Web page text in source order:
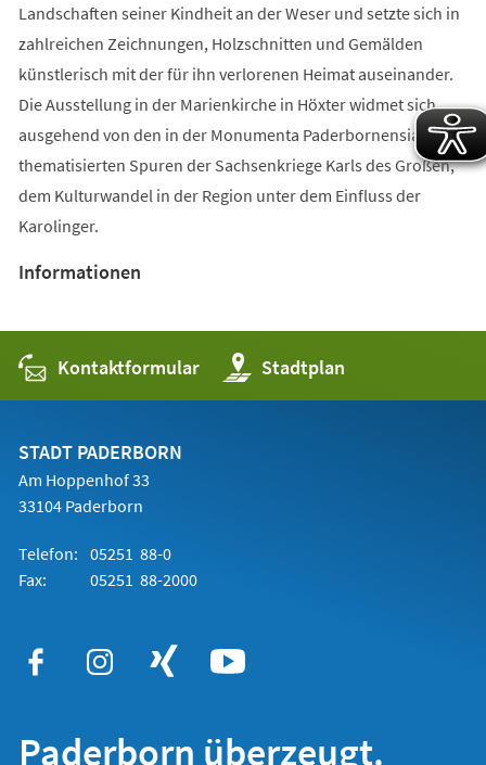
Landschaften seiner Kindheit an der Weser und setzte sich in
zahlreichen Zeichnungen, Holzschnitten und Gemälden
künstlerisch mit der für ihn verlorenen Heimat auseinander.
Die Ausstellung in der Marienkirche in Höxter widmet sich,
ausgehend von den in der Monumenta Paderbornensia
thematisierten Spuren der Sachsenkriege Karls des Großen,
dem Kulturwandel in der Region unter dem Einfluss der
Karolinger.
Informationen
Kontaktformular Stadtplan
(Öffnet
in
einem
STADT PADERBORN
Am Hoppenhof 33
33104 Paderborn
Telefon: 05251 88-0
Fax:
05251 88-2000
Paderborn überzeugt.